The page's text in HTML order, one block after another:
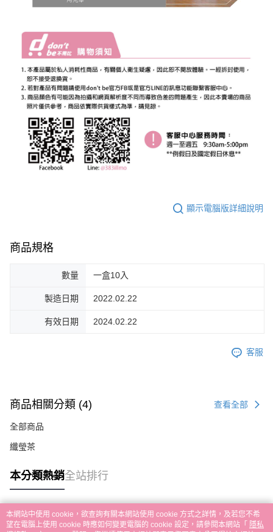
顯示電腦版詳細說明
商品規格
數量 一盒10入
製造日期 2022.02.22
有效日期 2024.02.22
客服
商品相關分類 (4) 查看全部
全部商品
纖瑩茶
本分類熱銷全站排行
熱門標籤
本網站中使用 cookie，欲查詢有關本網站使用 cookie 方式之詳情，及若您不希
望在電腦上使用 cookie 時應如何變更電腦的 cookie 設定，請參閱本網站「 隱私